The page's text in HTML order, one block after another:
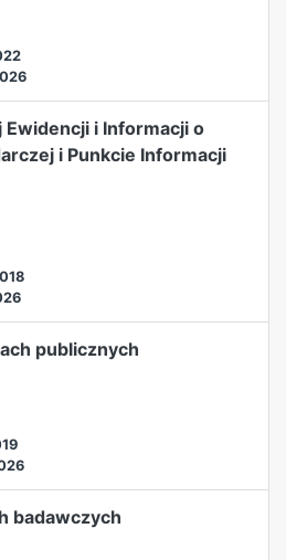
i Informacji o
i Punkcie Informacji
publicznych
badawczych